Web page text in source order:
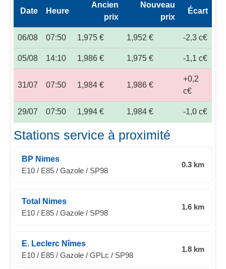
Date Heure
Ancien
prix
Nouveau
prix
Écart
06/08 07:50 1,975 € 1,952 € -2,3 c€
05/08 14:10 1,986 € 1,975 € -1,1 c€
31/07 07:50 1,984 € 1,986 €
+0,2
c€
29/07 07:50 1,994 € 1,984 € -1,0 c€
Stations service à proximité
BP Nimes
E10 / E85 / Gazole / SP98
0.3 km
Total Nimes
E10 / E85 / Gazole / SP98
1.6 km
E. Leclerc Nîmes
E10 / E85 / Gazole / GPLc / SP98
1.8 km